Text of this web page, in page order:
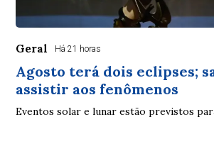
Geral Há 21 horas
Agosto terá dois eclipses;
assistir aos fenômenos
Eventos solar e lunar estão previstos